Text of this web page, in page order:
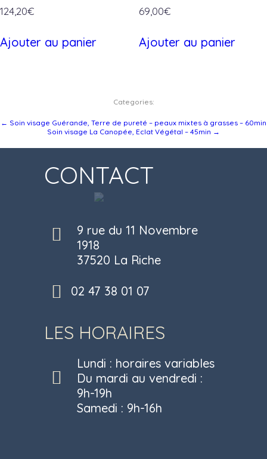
124,20€
Ajouter au panier
69,00€
Ajouter au panier
Categories:
Navigation
l’article
← Soin visage Guérande, Terre de pureté – peaux mixtes à grasses – 60min
Soin visage La Canopée, Eclat Végétal – 45min →
CONTACT
9 rue du 11 Novembre
1918
37520 La Riche
02 47 38 01 07
LES HORAIRES
Lundi : horaires variables
Du mardi au vendredi :
9h-19h
Samedi : 9h-16h